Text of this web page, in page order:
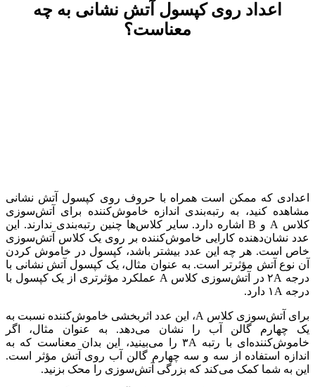
اعداد روی کپسول آتش نشانی به چه
معناست؟
اعدادی که ممکن است همراه با حروف روی کپسول آتش نشانی
مشاهده کنید، به رتبه‌بندی اندازه خاموش‌کننده‌ برای آتش‌سوزی
کلاس A و B اشاره دارد. سایر کلاس‌ها چنین رتبه‌بندی ندارند. این
عدد نشان‌دهنده کارایی خاموش‌کننده بر روی یک کلاس آتش‌سوزی
خاص است. هر چه این عدد بیشتر باشد، کپسول در خاموش کردن
آن نوع آتش مؤثرتر است. به عنوان مثال، یک کپسول آتش نشانی با
درجه ۲A در آتش‌سوزی کلاس A عملکرد مؤثرتری از یک کپسول با
درجه ۱A دارد.
برای آتش‌سوزی کلاس A، این عدد اثربخشی خاموش‌کننده نسبت به
یک چهارم گالن آب را نشان می‌دهد. به عنوان مثال، اگر
خاموش‌کننده‌ای با رتبه ۳A را می‌بینید، این بدان معناست که به
اندازه استفاده از سه و سه چهارم گالن آب روی آتش مؤثر است.
این به شما کمک می‌کند که بزرگی آتش‌سوزی را محک بزنید.